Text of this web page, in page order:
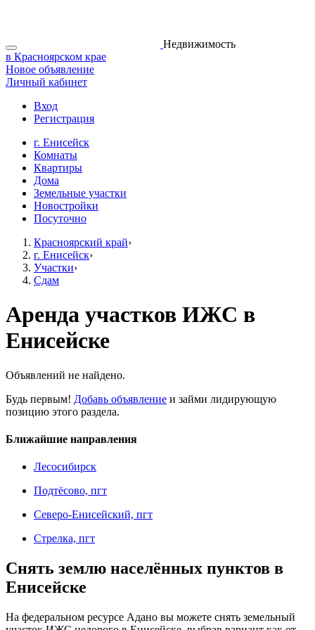
Недвижимость
в Красноярском крае
Новое объявление
Личный кабинет
Вход
Регистрация
г. Енисейск
Комнаты
Квартиры
Дома
Земельные участки
Новостройки
Посуточно
Красноярский край›
г. Енисейск›
Участки›
Сдам
Аренда участков ИЖС в
Енисейске
Объявлений не найдено.
Будь первым! Добавь объявление и займи лидирующую
позицию этого раздела.
Ближайшие направления
Лесосибирск
Подтёсово, пгт
Северо-Енисейский, пгт
Стрелка, пгт
Снять землю населённых пунктов в
Енисейске
На федеральном ресурсе Адано вы можете снять земельный